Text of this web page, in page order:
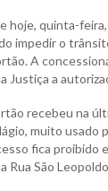
hoje, quinta-
impedir o
A
Justiça a
recebeu na
muito usado
fica proibido
Rua São